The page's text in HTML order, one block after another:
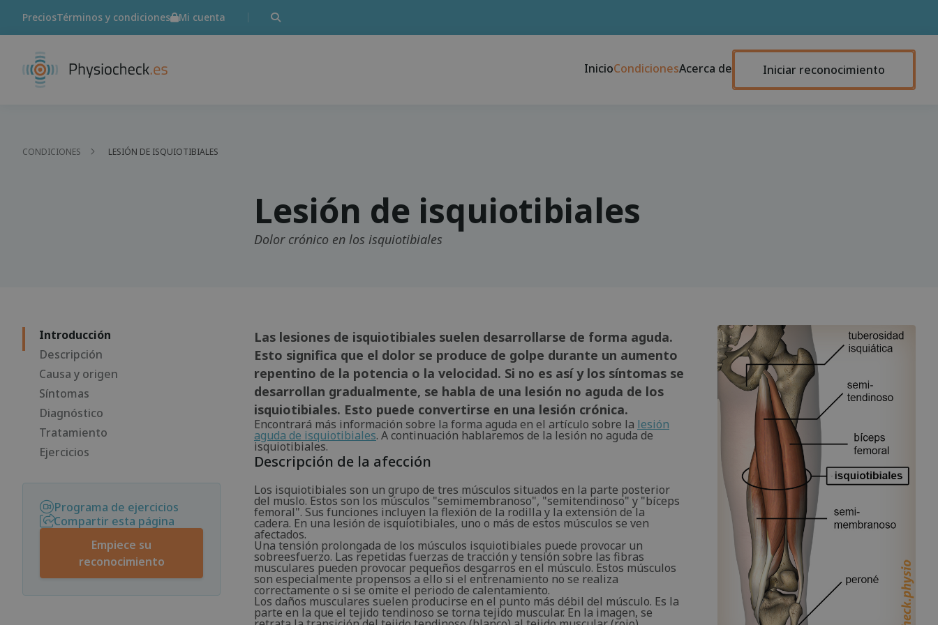
PreciosTérminos y condiciones Mi cuenta
InicioCondicionesAcerca de Iniciar reconocimiento
CONDICIONES LESIÓN DE ISQUIOTIBIALES
Lesión de isquiotibiales
Dolor crónico en los isquiotibiales
Introducción
Descripción
Causa y origen
Síntomas
Diagnóstico
Tratamiento
Ejercicios
Programa de ejercicios
Compartir esta página
Empiece su
reconocimiento
Las lesiones de isquiotibiales suelen desarrollarse de forma aguda.
Esto significa que el dolor se produce de golpe durante un aumento
repentino de la potencia o la velocidad. Si no es así y los síntomas se
desarrollan gradualmente, se habla de una lesión no aguda de los
isquiotibiales. Esto puede convertirse en una lesión crónica.
Encontrará más información sobre la forma aguda en el artículo sobre la lesión
aguda de isquiotibiales. A continuación hablaremos de la lesión no aguda de
isquiotibiales.
Descripción de la afección
Los isquiotibiales son un grupo de tres músculos situados en la parte posterior
del muslo. Estos son los músculos "semimembranoso", "semitendinoso" y "bíceps
femoral". Sus funciones incluyen la flexión de la rodilla y la extensión de la
cadera. En una lesión de isquiotibiales, uno o más de estos músculos se ven
afectados.
Una tensión prolongada de los músculos isquiotibiales puede provocar un
sobreesfuerzo. Las repetidas fuerzas de tracción y tensión sobre las fibras
musculares pueden provocar pequeños desgarros en el músculo. Estos músculos
son especialmente propensos a ello si el entrenamiento no se realiza
correctamente o si se omite el periodo de calentamiento.
Los daños musculares suelen producirse en el punto más débil del músculo. Es la
parte en la que el tejido tendinoso se torna tejido muscular. En la imagen, se